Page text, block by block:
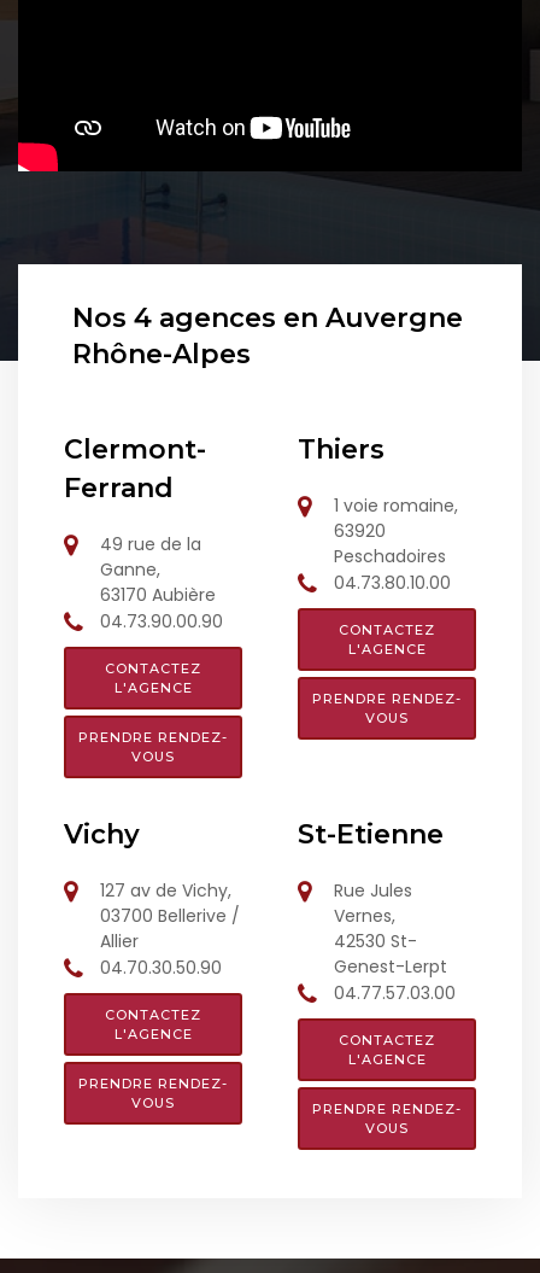
Nos 4 agences en Auvergne
Rhône-Alpes
Clermont-
Ferrand
49 rue de la
Ganne,
63170 Aubière
04.73.90.00.90
CONTACTEZ
L'AGENCE
PRENDRE RENDEZ-
VOUS
Thiers
1 voie romaine,
63920
Peschadoires
04.73.80.10.00
CONTACTEZ
L'AGENCE
PRENDRE RENDEZ-
VOUS
Vichy
127 av de Vichy,
03700 Bellerive /
Allier
04.70.30.50.90
CONTACTEZ
L'AGENCE
PRENDRE RENDEZ-
VOUS
St-Etienne
Rue Jules
Vernes,
42530 St-
Genest-Lerpt
04.77.57.03.00
CONTACTEZ
L'AGENCE
PRENDRE RENDEZ-
VOUS